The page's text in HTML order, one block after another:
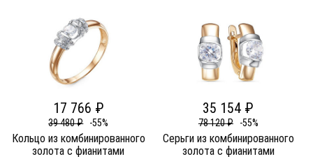
17 766 ₽
39 480 ₽ -55%
Кольцо из комбинированного
золота c фианитами
35 154 ₽
78 120 ₽ -55%
Серьги из комбинированного
золота c фианитами